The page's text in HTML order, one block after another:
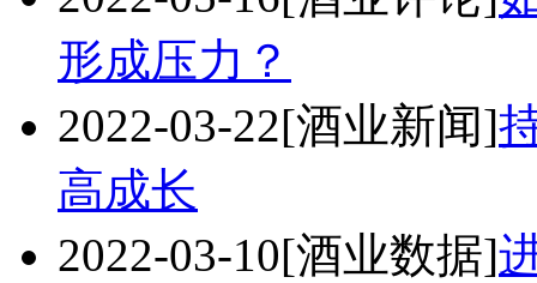
形成压力？
2022-03-22[酒业新闻]
高成长
2022-03-10[酒业数据]